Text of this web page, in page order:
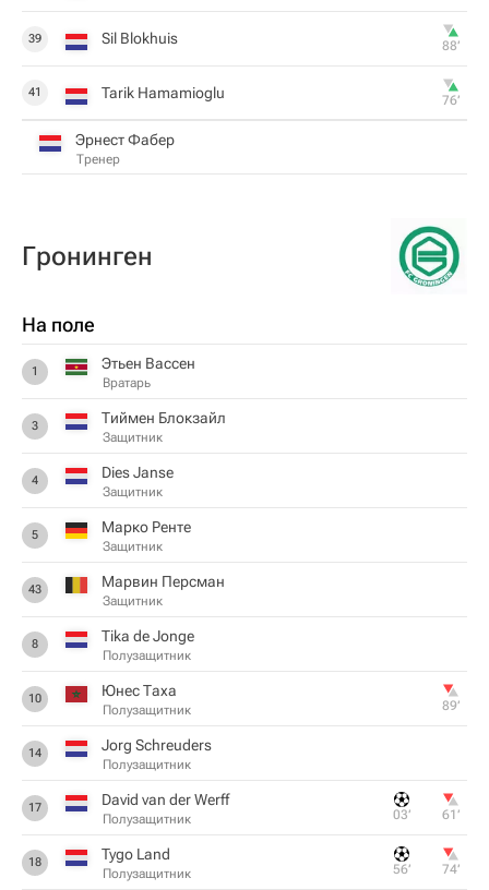
39 Sil Blokhuis 88‎’‎
41 Tarik Hamamioglu 76‎’‎
Эрнест Фабер
Тренер
Гронинген
На поле
1 Этьен Вассен
Вратарь
3 Тиймен Блокзайл
Защитник
4 Dies Janse
Защитник
5 Марко Ренте
Защитник
43 Марвин Персман
Защитник
8 Tika de Jonge
Полузащитник
10 Юнес Таха
Полузащитник 89‎’‎
14 Jorg Schreuders
Полузащитник
17 David van der Werff
Полузащитник 03‎’‎ 61‎’‎
18 Tygo Land
Полузащитник 56‎’‎ 74‎’‎